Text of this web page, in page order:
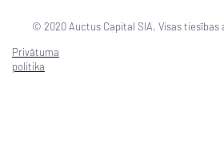
© 2020 Auctus Capital SIA. Visas tiesības
Privātuma
politika